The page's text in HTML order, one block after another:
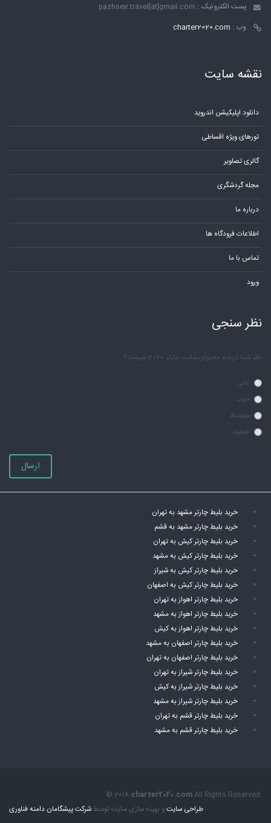
پست الکترونیک : pazhseir.travel[at]gmail.com
وب : charter2020.com
نقشه سایت
دانلود اپلیکیشن اندروید
تورهای ویژه اقساطی
گالری تصاویر
مجله گردشگری
درباره ما
اطلاعات فرودگاه ها
تماس با ما
ورود
نظر سنجی
نظر شما درباره محتوای سایت چارتر 2020 چیست؟
عالی
خوب
متوسط
ضعیف
ارسال
خرید بلیط چارتر مشهد به تهران
خرید بلیط چارتر مشهد به قشم
خرید بلیط چارتر کیش به تهران
خرید بلیط چارتر کیش به مشهد
خرید بلیط چارتر کیش به شیراز
خرید بلیط چارتر کیش به اصفهان
خرید بلیط چارتر اهواز به تهران
خرید بلیط چارتر اهواز به مشهد
خرید بلیط چارتر اهواز به کیش
خرید بلیط چارتر اصفهان به مشهد
خرید بلیط چارتر اصفهان به تهران
خرید بلیط چارتر شیراز به تهران
خرید بلیط چارتر شیراز به کیش
خرید بلیط چارتر شیراز به مشهد
خرید بلیط چارتر قشم به تهران
خرید بلیط چارتر قشم به مشهد
© 2018 charter2020.comAll Rights Reserved.
طراحی سایتو بهینه سازی سایت توسط شرکت پیشگامان دامنه فناوری